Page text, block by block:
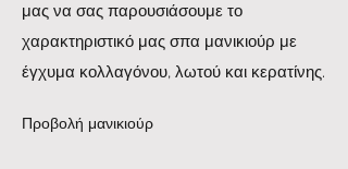
μας να σας παρουσιάσουμε το
χαρακτηριστικό μας σπα μανικιούρ με
έγχυμα κολλαγόνου, λωτού και κερατίνης.
Προβολή μανικιούρ